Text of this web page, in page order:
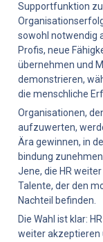
Supportfunktion
sowohl notwendig
Profis, neue
übernehmen und
demonstrieren,
die menschliche
Organisationen,
aufzuwerten,
Ära gewinnen, in
bindung
Jene, die HR
Talente, der den
Nachteil befinden.
Die Wahl ist klar:
weiter akzeptieren